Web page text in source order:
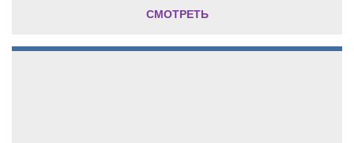
СМОТРЕТЬ